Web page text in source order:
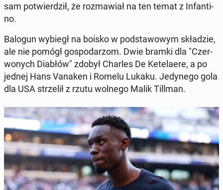
sam potwierdz­ił, że roz­maw­iał na ten temat z In­fan­ti­
no.
Balogun wybiegł na boisko w pod­sta­wowym składzie,
ale nie pomógł gospo­dar­zom. Dwie bramki dla "Cz­er­
wonych Diabłów" zdobył Charles De Kete­laere, a po
jednej Hans Vanaken i Romelu Lukaku. Je­dynego gola
dla USA strzelił z rzutu wolnego Malik Tillman.